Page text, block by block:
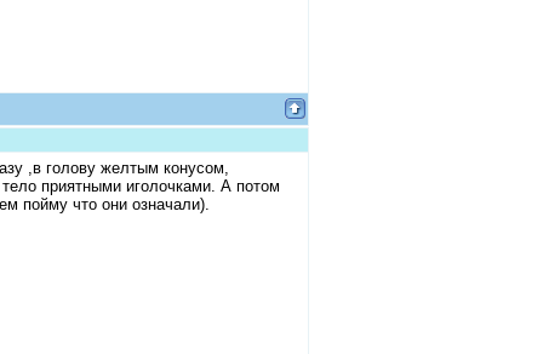
,в голову желтым конусом,
приятными иголочками. А потом
пойму что они означали).